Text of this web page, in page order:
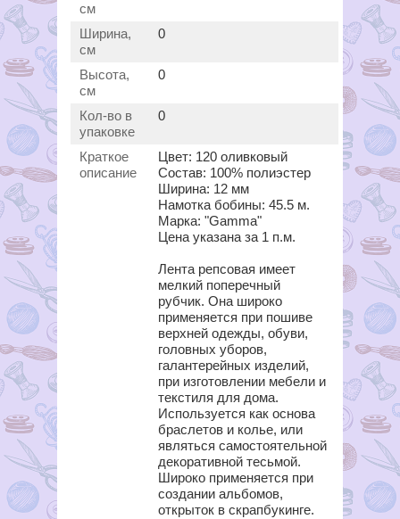
см
Ширина,
см
0
Высота,
см
0
Кол-во в
упаковке
0
Краткое
описание
Цвет: 120 оливковый
Состав: 100% полиэстер
Ширина: 12 мм
Намотка бобины: 45.5 м.
Марка: "Gamma"
Цена указана за 1 п.м.
Лента репсовая имеет
мелкий поперечный
рубчик. Она широко
применяется при пошиве
верхней одежды, обуви,
головных уборов,
галантерейных изделий,
при изготовлении мебели и
текстиля для дома.
Используется как основа
браслетов и колье, или
являться самостоятельной
декоративной тесьмой.
Широко применяется при
создании альбомов,
открыток в скрапбукинге.